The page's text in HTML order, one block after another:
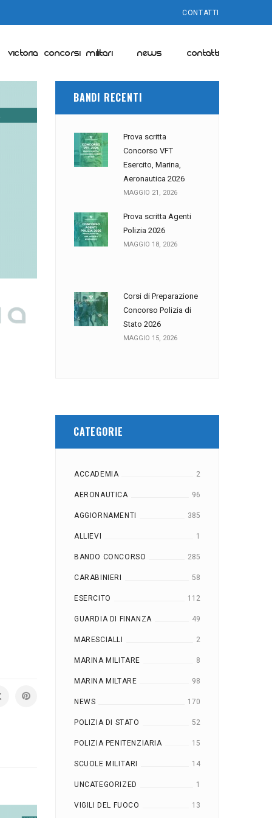
CONTATTI
VICTORIA CONCORSI MILITARI NEWS CONTATTI
BANDI RECENTI
Prova scritta
Concorso VFT
Esercito, Marina,
Aeronautica 2026
MAGGIO 21, 2026
Prova scritta Agenti
Polizia 2026
MAGGIO 18, 2026
Corsi di Preparazione
Concorso Polizia di
Stato 2026
MAGGIO 15, 2026
CATEGORIE
ACCADEMIA 2
AERONAUTICA 96
AGGIORNAMENTI 385
ALLIEVI 1
BANDO CONCORSO 285
CARABINIERI 58
ESERCITO 112
GUARDIA DI FINANZA 49
MARESCIALLI 2
MARINA MILITARE 8
MARINA MILTARE 98
NEWS 170
POLIZIA DI STATO 52
POLIZIA PENITENZIARIA 15
SCUOLE MILITARI 14
UNCATEGORIZED 1
VIGILI DEL FUOCO 13